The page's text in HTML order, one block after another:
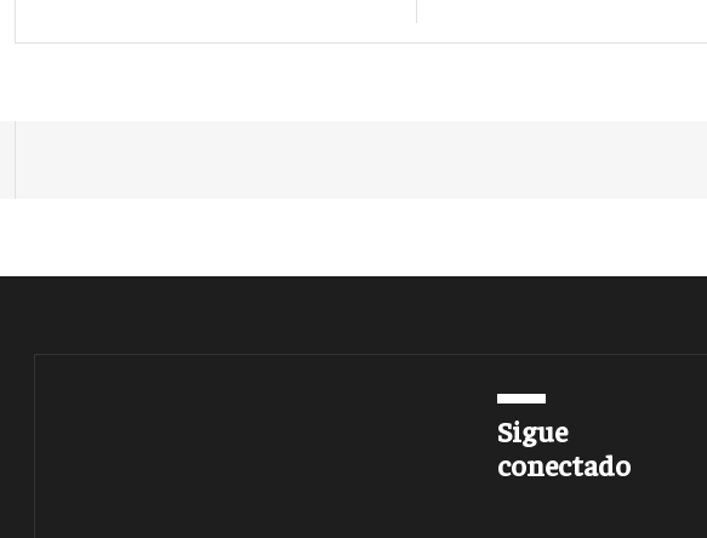
Sigue
conectado